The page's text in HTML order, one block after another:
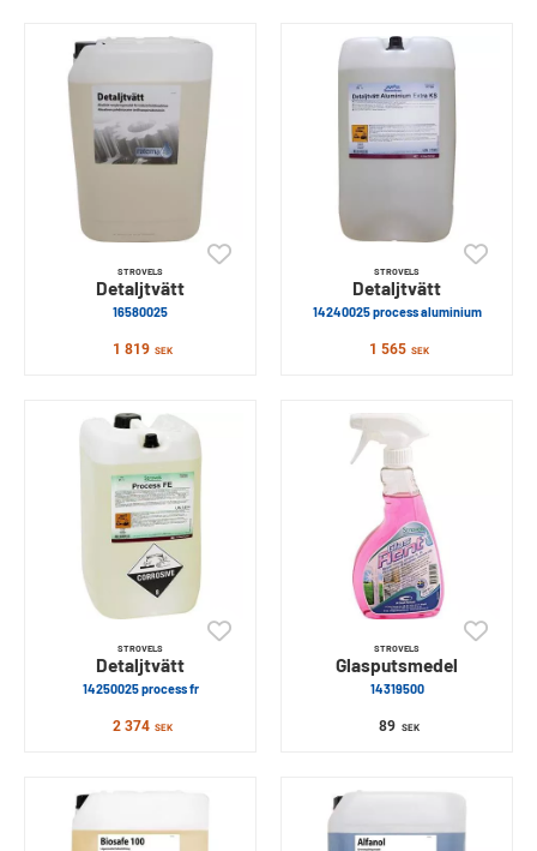
STROVELS
Detaljtvätt
16580025
1 819 SEK
STROVELS
Detaljtvätt
14240025 process aluminium
1 565 SEK
STROVELS
Detaljtvätt
14250025 process fr
2 374 SEK
STROVELS
Glasputsmedel
14319500
89 SEK